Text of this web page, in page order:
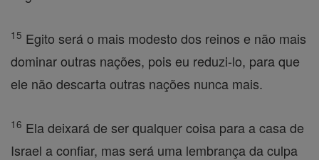
15 Egito será o mais modesto dos reinos e não mais
dominar outras nações, pois eu reduzi-lo, para que
ele não descarta outras nações nunca mais.
16 Ela deixará de ser qualquer coisa para a casa de
Israel a confiar, mas será uma lembrança da culpa